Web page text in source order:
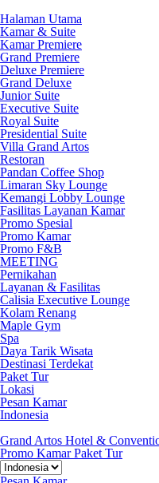
Halaman Utama
Kamar & Suite
Kamar Premiere
Grand Premiere
Deluxe Premiere
Grand Deluxe
Junior Suite
Executive Suite
Royal Suite
Presidential Suite
Villa Grand Artos
Restoran
Pandan Coffee Shop
Limaran Sky Lounge
Kemangi Lobby Lounge
Fasilitas Layanan Kamar
Promo Spesial
Promo Kamar
Promo F&B
MEETING
Pernikahan
Layanan & Fasilitas
Calisia Executive Lounge
Kolam Renang
Maple Gym
Spa
Daya Tarik Wisata
Destinasi Terdekat
Paket Tur
Lokasi
Pesan Kamar
Indonesia
Grand Artos Hotel &
Promo Kamar Paket Tur